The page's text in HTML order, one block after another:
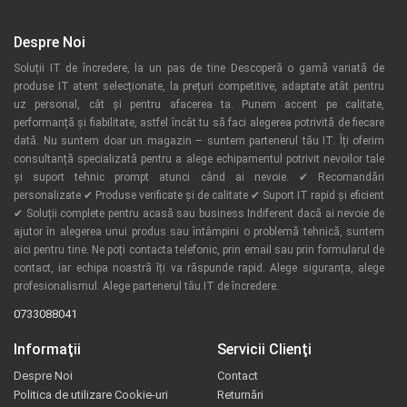
Despre Noi
Soluții IT de încredere, la un pas de tine Descoperă o gamă variată de
produse IT atent selecționate, la prețuri competitive, adaptate atât pentru
uz personal, cât și pentru afacerea ta. Punem accent pe calitate,
performanță și fiabilitate, astfel încât tu să faci alegerea potrivită de fiecare
dată. Nu suntem doar un magazin – suntem partenerul tău IT. Îți oferim
consultanță specializată pentru a alege echipamentul potrivit nevoilor tale
și suport tehnic prompt atunci când ai nevoie. ✔ Recomandări
personalizate ✔ Produse verificate și de calitate ✔ Suport IT rapid și eficient
✔ Soluții complete pentru acasă sau business Indiferent dacă ai nevoie de
ajutor în alegerea unui produs sau întâmpini o problemă tehnică, suntem
aici pentru tine. Ne poți contacta telefonic, prin email sau prin formularul de
contact, iar echipa noastră îți va răspunde rapid. Alege siguranța, alege
profesionalismul. Alege partenerul tău IT de încredere.
0733088041
Informaţii
Despre Noi
Politica de utilizare Cookie-uri
Servicii Clienţi
Contact
Returnări